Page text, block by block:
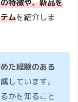
特徴や、新品を
ムを紹介しま
た経験のある
しています。
かを知ること